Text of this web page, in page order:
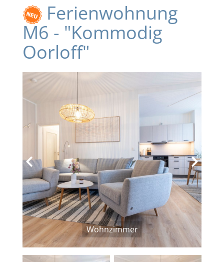
Ferienwohnung
M6 - "Kommodig
Oorloff"
Wohnzimmer
‹ ›